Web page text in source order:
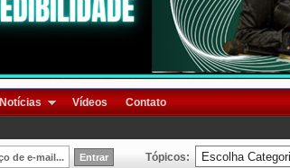
Notícias Vídeos Contato
Tópicos: